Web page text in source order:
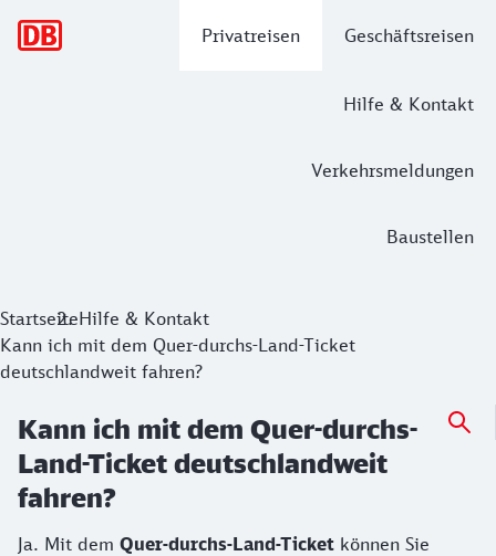
Privatreisen Geschäftsreisen
Hilfe & Kontakt
Verkehrsmeldungen
Baustellen
StartseiteHilfe & Kontakt
Kann ich mit dem Quer-durchs-Land-Ticket
deutschlandweit fahren?
Kann ich mit dem Quer-durchs-
Land-Ticket deutschlandweit
fahren?
Ja. Mit dem Quer-durchs-Land-Ticket können Sie